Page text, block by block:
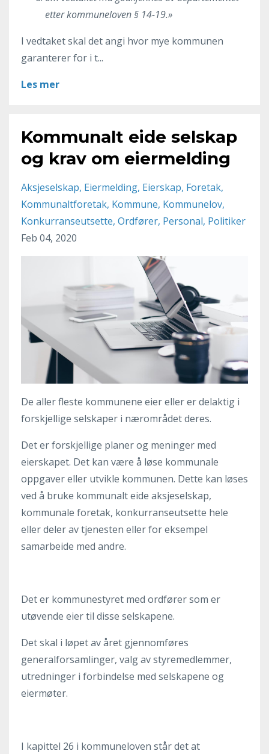
etter kommuneloven § 14-19.»
I vedtaket skal det angi hvor mye kommunen
garanterer for i t...
Les mer
Kommunalt eide selskap
og krav om eiermelding
Aksjeselskap Eiermelding Eierskap Foretak
Kommunaltforetak Kommune Kommunelov
Konkurranseutsette Ordfører Personal Politiker
Feb 04, 2020
De aller fleste kommunene eier eller er delaktig i
forskjellige selskaper i nærområdet deres.
Det er forskjellige planer og meninger med
eierskapet. Det kan være å løse kommunale
oppgaver eller utvikle kommunen. Dette kan løses
ved å bruke kommunalt eide aksjeselskap,
kommunale foretak, konkurranseutsette hele
eller deler av tjenesten eller for eksempel
samarbeide med andre.
Det er kommunestyret med ordfører som er
utøvende eier til disse selskapene.
Det skal i løpet av året gjennomføres
generalforsamlinger, valg av styremedlemmer,
utredninger i forbindelse med selskapene og
eiermøter.
I kapittel 26 i kommuneloven står det at